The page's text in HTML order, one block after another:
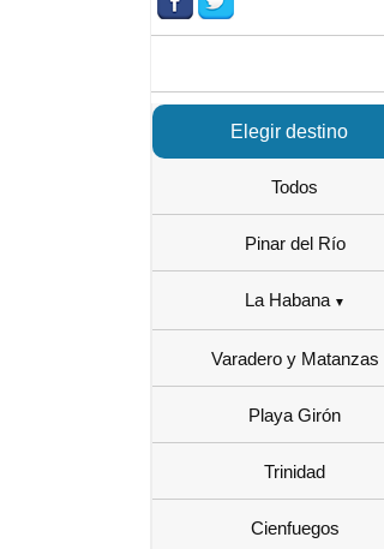
Elegir destino
Todos
Pinar del Río
La Habana
Varadero y Matanzas
Playa Girón
Trinidad
Cienfuegos